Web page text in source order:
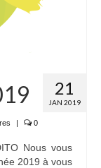
21
JAN 2019
| 0
Nous vous
2019 à vous